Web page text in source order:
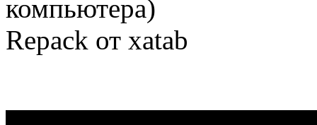
компьютера)
Repack от xatab